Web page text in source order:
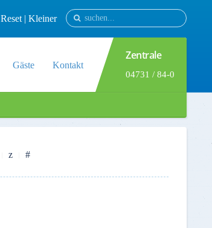
Reset | Kleiner
Gäste Kontakt
Zentrale
04731 / 84-0
z #